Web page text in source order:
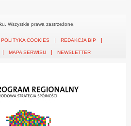
Wszystkie prawa zastrzeżone.
POLITYKA COOKIES REDAKCJA BIP
MAPA SERWISU NEWSLETTER